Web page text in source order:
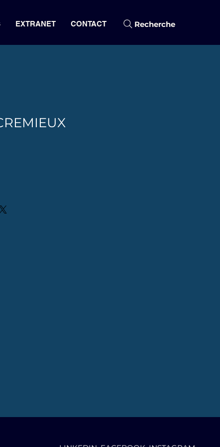
EXTRANET CONTACT Recherche